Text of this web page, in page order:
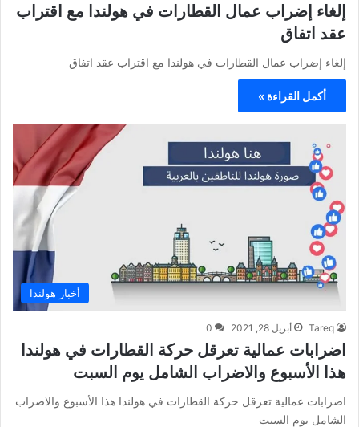
إلغاء إضراب عمال القطارات في هولندا مع اقتراب
عقد اتفاق
إلغاء إضراب عمال القطارات في هولندا مع اقتراب عقد اتفاق
أكمل القراءة »
أخبار هولندا
Tareq أبريل 28, 2021 0
اضرابات عمالية تعرقل حركة القطارات في هولندا
هذا الأسبوع والاضراب الشامل يوم السبت
اضرابات عمالية تعرقل حركة القطارات في هولندا هذا الأسبوع والاضراب
الشامل يوم السبت